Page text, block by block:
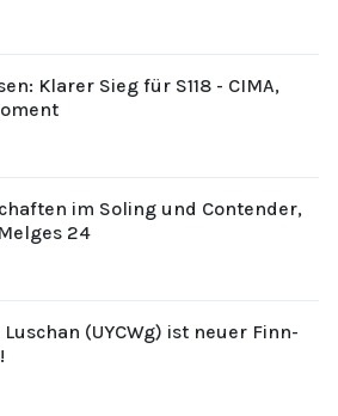
Klarer Sieg für S118 - CIMA,
im Soling und Contender,
24
(UYCWg) ist neuer Finn-